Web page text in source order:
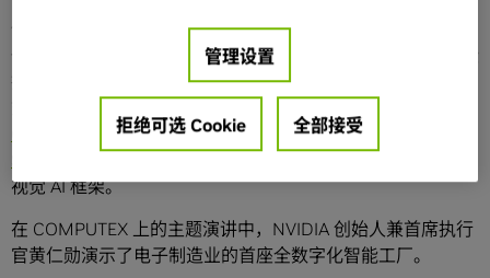
依托庞大的合作伙伴网络，这套工作流程可帮助制造商使用
一系列 NVIDIA 技术来规划、建造、运营和优化其工厂。这些
技术包括：可连接顶尖计算机辅助设计 (CAD) 应用以及生成
™；用于仿真和测试机器人的NVIDIA Isaac
视觉 AI 框架。
在 COMPUTEX 上的主题演讲中，NVIDIA 创始人兼首席执行
官黄仁勋演示了电子制造业的首座全数字化智能工厂。
管理设置
拒绝可选 Cookie 全部接受